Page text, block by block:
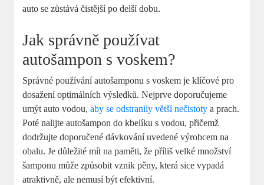
auto se zůstává čistější po delší dobu.
Jak správně používat
autošampon s voskem?
Správné používání autošamponu s voskem je klíčové pro
dosažení optimálních výsledků. Nejprve doporučujeme
umýt auto vodou,aby se odstranily větší nečistoty a prach.
Poté nalijte autošampon do kbelíku s vodou, přičemž
dodržujte doporučené dávkování uvedené výrobcem na
obalu. Je důležité mít na paměti, že příliš velké množství
šamponu může způsobit vznik pěny, která sice vypadá
atraktivně, ale nemusí být efektivní.